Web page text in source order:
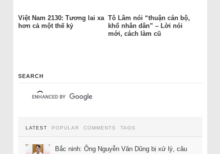
Việt Nam 2130: Tương lai xa
hơn cả một thế kỷ
Tô Lâm nói “thuận cán bộ,
khổ nhân dân” – Lời nói
mới, cách làm cũ
SEARCH
LATEST POPULAR COMMENTS TAGS
Bắc ninh: Ông Nguyễn Văn Dũng bị xử lý, câu